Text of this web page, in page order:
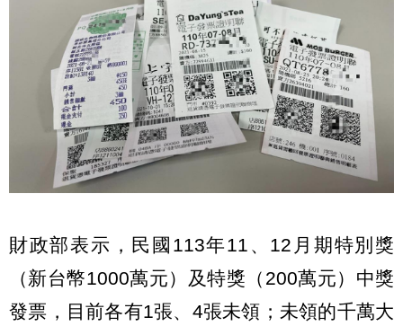
財政部表示，民國113年11、12月期特別獎
（新台幣1000萬元）及特獎（200萬元）中獎
發票，目前各有1張、4張未領；未領的千萬大